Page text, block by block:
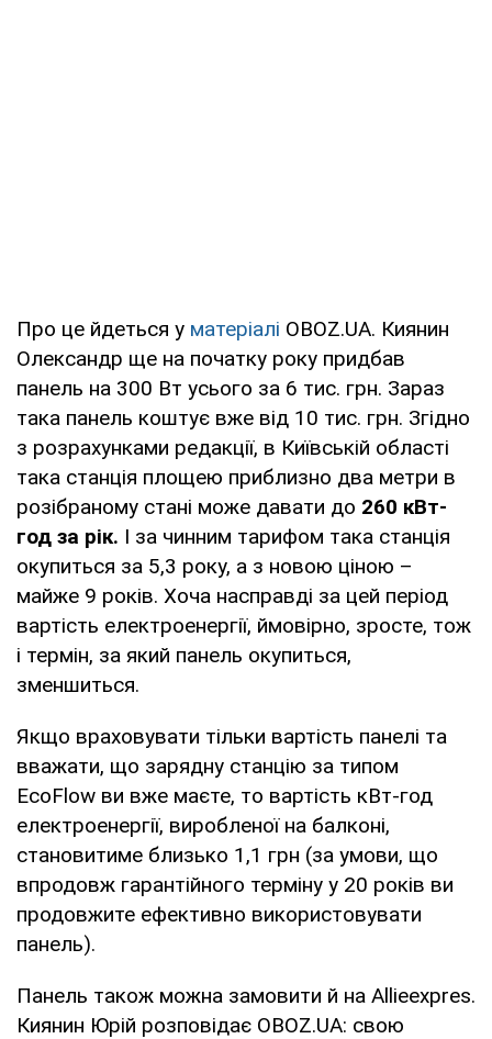
Про це йдеться у матеріалі OBOZ.UA. Киянин
Олександр ще на початку року придбав
панель на 300 Вт усього за 6 тис. грн. Зараз
така панель коштує вже від 10 тис. грн. Згідно
з розрахунками редакції, в Київській області
така станція площею приблизно два метри в
розібраному стані може давати до 260 кВт-
год за рік. І за чинним тарифом така станція
окупиться за 5,3 року, а з новою ціною –
майже 9 років. Хоча насправді за цей період
вартість електроенергії, ймовірно, зросте, тож
і термін, за який панель окупиться,
зменшиться.
Якщо враховувати тільки вартість панелі та
вважати, що зарядну станцію за типом
EcoFlow ви вже маєте, то вартість кВт-год
електроенергії, виробленої на балконі,
становитиме близько 1,1 грн (за умови, що
впродовж гарантійного терміну у 20 років ви
продовжите ефективно використовувати
панель).
Панель також можна замовити й на Allieexpres.
Киянин Юрій розповідає OBOZ.UA: свою